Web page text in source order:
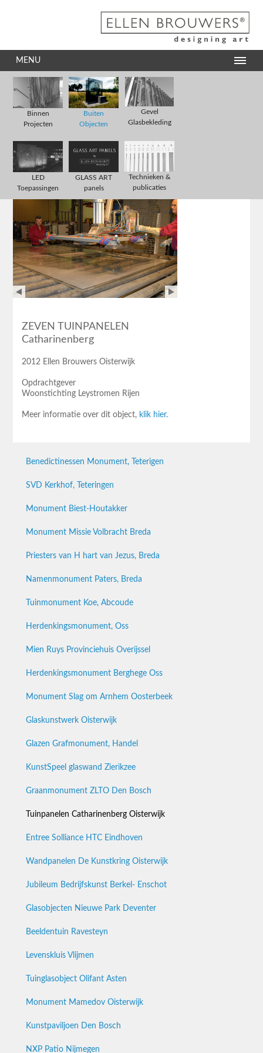
MENU
Binnen
Projecten
Buiten
Objecten
Gevel
Glasbekleding
LED
Toepassingen
GLASS ART
panels
Technieken &
publicaties
ZEVEN TUINPANELEN
Catharinenberg
2012 Ellen Brouwers Oisterwijk
Opdrachtgever
Woonstichting Leystromen Rijen
Meer informatie over dit object, klik hier.
Benedictinessen Monument, Teterigen
SVD Kerkhof, Teteringen
Monument Biest-Houtakker
Monument Missie Volbracht Breda
Priesters van H hart van Jezus, Breda
Namenmonument Paters, Breda
Tuinmonument Koe, Abcoude
Herdenkingsmonument, Oss
Mien Ruys Provinciehuis Overijssel
Herdenkingsmonument Berghege Oss
Monument Slag om Arnhem Oosterbeek
Glaskunstwerk Oisterwijk
Glazen Grafmonument, Handel
KunstSpeel glaswand Zierikzee
Graanmonument ZLTO Den Bosch
Tuinpanelen Catharinenberg Oisterwijk
Entree Solliance HTC Eindhoven
Wandpanelen De Kunstkring Oisterwijk
Jubileum Bedrijfskunst Berkel- Enschot
Glasobjecten Nieuwe Park Deventer
Beeldentuin Ravesteyn
Levenskluis Vlijmen
Tuinglasobject Olifant Asten
Monument Mamedov Oisterwijk
Kunstpaviljoen Den Bosch
NXP Patio Nijmegen